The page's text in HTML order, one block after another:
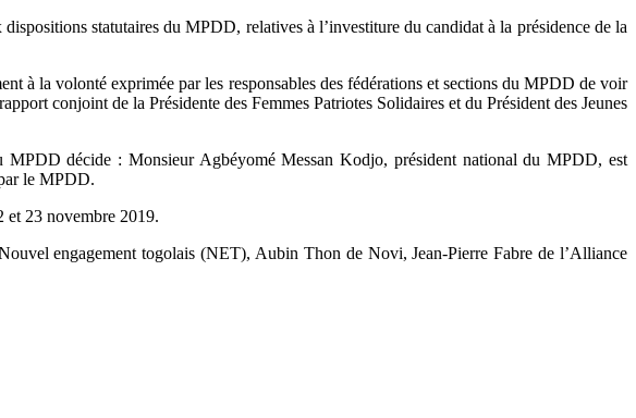
statutaires du MPDD, relatives à l’investiture du candidat à la présidence de la
à la volonté exprimée par les responsables des fédérations et sections du MPDD de voir
conjoint de la Présidente des Femmes Patriotes Solidaires et du Président des Jeunes
décide : Monsieur Agbéyomé Messan Kodjo, président national du MPDD, est
le MPDD.
et 23 novembre 2019.
engagement togolais (NET), Aubin Thon de Novi, Jean-Pierre Fabre de l’Alliance